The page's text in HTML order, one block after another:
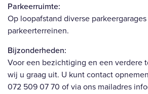
Parkeerruimte:
Op loopafstand diverse
parkeerterreinen.
Bijzonderheden:
Voor een bezichtiging en een verdere
wij u graag uit. U kunt contact
072 509 07 70 of via ons mailadres